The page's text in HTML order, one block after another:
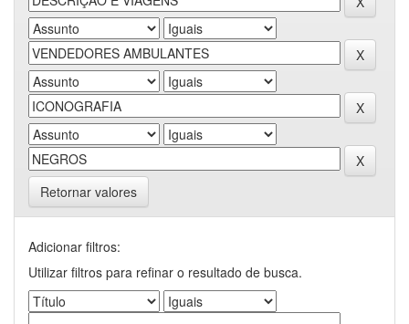
Retornar valores
Adicionar filtros:
Utilizar filtros para refinar o resultado de busca.